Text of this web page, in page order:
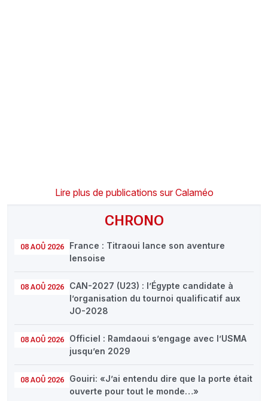
CHRONO
08 AOÛ 2026
France : Titraoui lance son aventure
lensoise
08 AOÛ 2026
CAN-2027 (U23) : l’Égypte candidate à
l’organisation du tournoi qualificatif aux
JO-2028
08 AOÛ 2026
Officiel : Ramdaoui s’engage avec l’USMA
jusqu’en 2029
08 AOÛ 2026
Gouiri: «J’ai entendu dire que la porte était
ouverte pour tout le monde…»
Lire plus de publications sur Calaméo